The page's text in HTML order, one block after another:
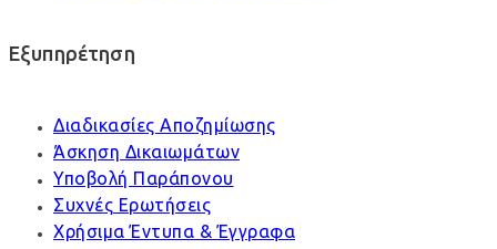
Εξυπηρέτηση
Διαδικασίες Αποζημίωσης
Άσκηση Δικαιωμάτων
Υποβολή Παράπονου
Συχνές Ερωτήσεις
Χρήσιμα Έντυπα & Έγγραφα